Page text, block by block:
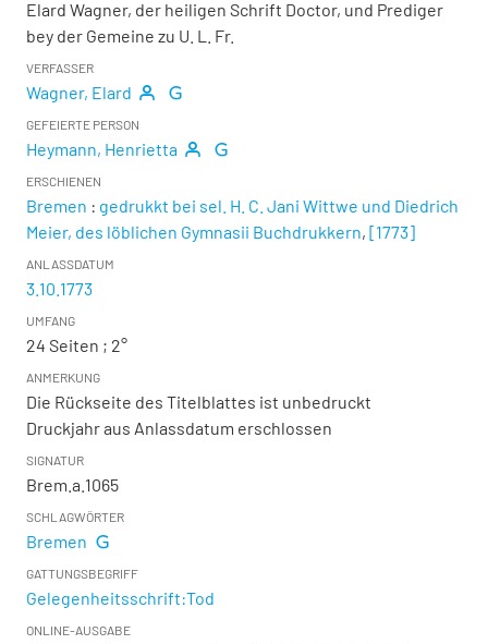
Elard Wagner, der heiligen Schrift Doctor, und Prediger
bey der Gemeine zu U. L. Fr.
VERFASSER
Wagner, Elard
GEFEIERTE PERSON
Heymann, Henrietta
ERSCHIENEN
Bremen : gedrukkt bei sel. H. C. Jani Wittwe und Diedrich
Meier, des löblichen Gymnasii Buchdrukkern, [1773]
ANLASSDATUM
3.10.1773
UMFANG
24 Seiten ; 2°
ANMERKUNG
Die Rückseite des Titelblattes ist unbedruckt
Druckjahr aus Anlassdatum erschlossen
SIGNATUR
Brem.a.1065
SCHLAGWÖRTER
Bremen
GATTUNGSBEGRIFF
Gelegenheitsschrift:Tod
ONLINE-AUSGABE